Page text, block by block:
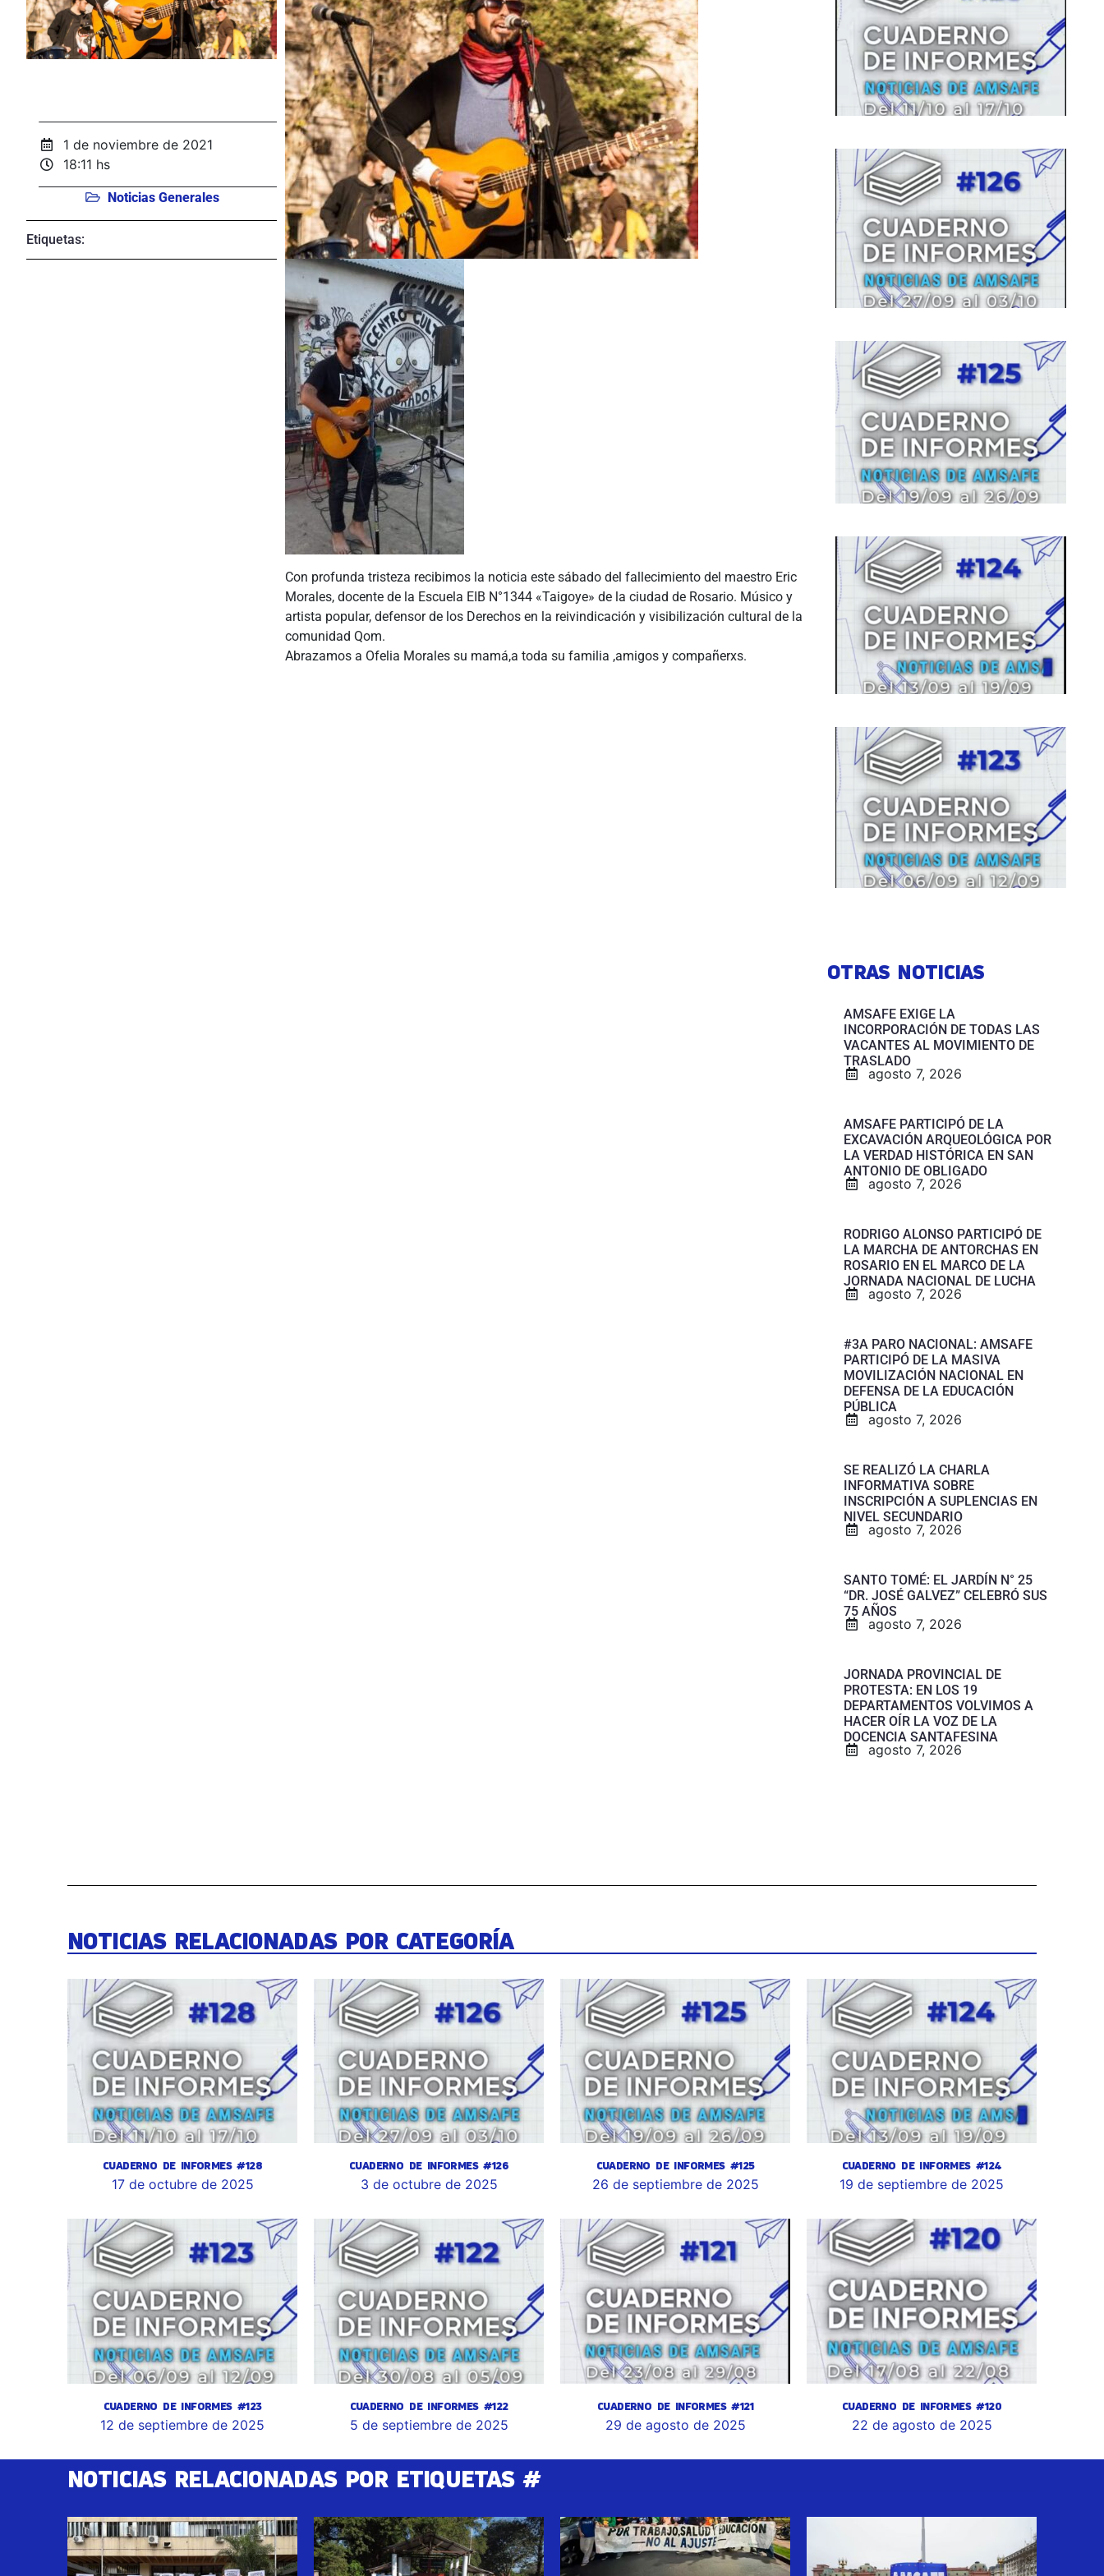
1 de noviembre de 2021
18:11 hs
Noticias Generales
Etiquetas:
Con profunda tristeza recibimos la noticia este sábado del fallecimiento del maestro Eric
Morales, docente de la Escuela EIB N°1344 «Taigoye» de la ciudad de Rosario. Músico y
artista popular, defensor de los Derechos en la reivindicación y visibilización cultural de la
comunidad Qom.
Abrazamos a Ofelia Morales su mamá,a toda su familia ,amigos y compañerxs.
OTRAS NOTICIAS
AMSAFE EXIGE LA
INCORPORACIÓN DE TODAS LAS
VACANTES AL MOVIMIENTO DE
TRASLADO
agosto 7, 2026
AMSAFE PARTICIPÓ DE LA
EXCAVACIÓN ARQUEOLÓGICA POR
LA VERDAD HISTÓRICA EN SAN
ANTONIO DE OBLIGADO
agosto 7, 2026
RODRIGO ALONSO PARTICIPÓ DE
LA MARCHA DE ANTORCHAS EN
ROSARIO EN EL MARCO DE LA
JORNADA NACIONAL DE LUCHA
agosto 7, 2026
#3A PARO NACIONAL: AMSAFE
PARTICIPÓ DE LA MASIVA
MOVILIZACIÓN NACIONAL EN
DEFENSA DE LA EDUCACIÓN
PÚBLICA
agosto 7, 2026
SE REALIZÓ LA CHARLA
INFORMATIVA SOBRE
INSCRIPCIÓN A SUPLENCIAS EN
NIVEL SECUNDARIO
agosto 7, 2026
SANTO TOMÉ: EL JARDÍN N° 25
“DR. JOSÉ GALVEZ” CELEBRÓ SUS
75 AÑOS
agosto 7, 2026
JORNADA PROVINCIAL DE
PROTESTA: EN LOS 19
DEPARTAMENTOS VOLVIMOS A
HACER OÍR LA VOZ DE LA
DOCENCIA SANTAFESINA
agosto 7, 2026
NOTICIAS RELACIONADAS POR CATEGORÍA
CUADERNO DE INFORMES #128
17 de octubre de 2025
CUADERNO DE INFORMES #126
3 de octubre de 2025
CUADERNO DE INFORMES #125
26 de septiembre de 2025
CUADERNO DE INFORMES #124
19 de septiembre de 2025
CUADERNO DE INFORMES #123
12 de septiembre de 2025
CUADERNO DE INFORMES #122
5 de septiembre de 2025
CUADERNO DE INFORMES #121
29 de agosto de 2025
CUADERNO DE INFORMES #120
22 de agosto de 2025
NOTICIAS RELACIONADAS POR ETIQUETAS #